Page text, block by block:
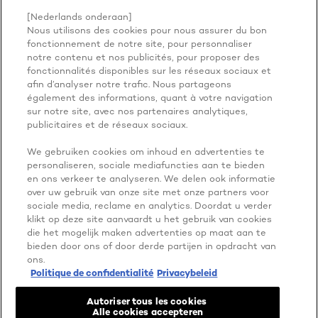
ADDRESS
Instagram
Facebook
YouTube
Singapore-fr
Politique de confidentialité
Mentions légales
Autorisations de contenu des utilisateurs
@ 2026 L'Oréal Paris
[Nederlands onderaan]
Nous utilisons des cookies pour nous assurer du bon
fonctionnement de notre site, pour personnaliser
notre contenu et nos publicités, pour proposer des
fonctionnalités disponibles sur les réseaux sociaux et
afin d’analyser notre trafic. Nous partageons
également des informations, quant à votre navigation
sur notre site, avec nos partenaires analytiques,
publicitaires et de réseaux sociaux.
We gebruiken cookies om inhoud en advertenties te
personaliseren, sociale mediafuncties aan te bieden
en ons verkeer te analyseren. We delen ook informatie
over uw gebruik van onze site met onze partners voor
sociale media, reclame en analytics. Doordat u verder
klikt op deze site aanvaardt u het gebruik van cookies
die het mogelijk maken advertenties op maat aan te
bieden door ons of door derde partijen in opdracht van
ons.
Politique de confidentialité Privacybeleid
Autoriser tous les cookies
Alle cookies accepteren